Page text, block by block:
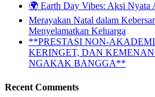
🌍 Earth Day Vibes: Aksi Nyata
Merayakan Natal dalam
Menyelamatkan Keluarga
**PRESTASI NON-
KERINGET, DAN
NGAKAK BANGGA**
Recent Comments